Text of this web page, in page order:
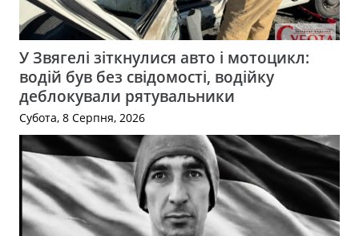
У Звягелі зіткнулися авто і мотоцикл:
водій був без свідомості, водійку
деблокували рятувальники
Субота, 8 Серпня, 2026